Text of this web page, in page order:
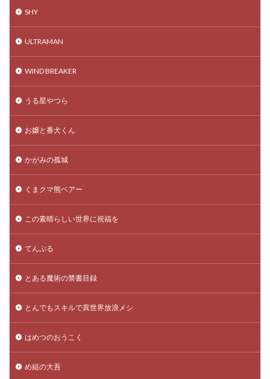
SHY
ULTRAMAN
WIND BREAKER
うる星やつら
お嬢と番犬くん
かがみの孤城
くまクマ熊ベアー
この素晴らしい世界に祝福を
てんぷる
とある魔術の禁書目録
とんでもスキルで異世界放浪メシ
はめつのおうこく
め組の大吾